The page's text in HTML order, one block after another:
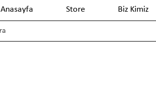
Anasayfa Store Biz Kimiz